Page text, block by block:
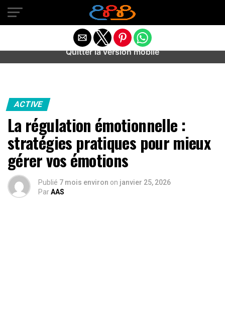
Warning
: preg_match(): Unknown modifier '/' in
/home/u589487443/domains/aideanxietestress.fr/
content/plugins/idev-post-views/includes/class-bots.php
ACTIVE
La régulation émotionnelle :
stratégies pratiques pour mieux
gérer vos émotions
Publié 7 mois environ on janvier 25, 2026
ParAAS
Quitter la version mobile